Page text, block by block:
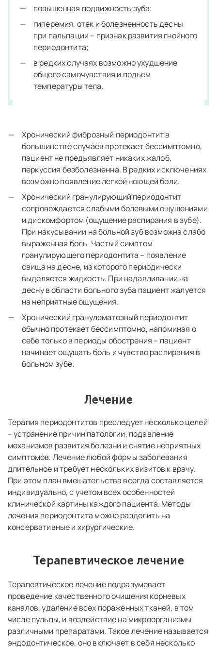
повышенная подвижность зуба;
гиперемия, отек и болезненность десны
при пальпации – признак развития гнойного
периодонтита;
в редких случаях возможно ухудшение
общего самочувствия и подъем
температуры тела.
Хронический фиброзный периодонтит в
большинстве случаев протекает бессимптомно,
пациент не предъявляет никаких жалоб,
перкуссия безболезненна. В редких исключениях
возможно появление легкой ноющей боли.
Хронический гранулирующий периодонтит
сопровождается слабыми болевыми ощущениями
и дискомфортом (ощущение распирания в зубе).
При накусывании на больной зуб возможна слабо
выраженная боль. Частый симптом
гранулирующего периодонтита – появление
свища на десне, из которого периодически
выделяется жидкость. При надавливании на
десну в области больного зуба пациент жалуется
на неприятные ощущения.
Хронический гранулематозный периодонтит
обычно протекает бессимптомно, напоминая о
себе только в периоды обострения – пациент
начинает ощущать боль и чувство распирания в
больном зубе.
Лечение
Терапия периодонтитов преследует несколько целей
– устранение причин патологии, подавление
механизмов развития болезни и снятие неприятных
симптомов. Лечение любой формы заболевания
длительное и требует нескольких визитов к врачу.
При этом план вмешательства всегда составляется
индивидуально, с учетом всех особенностей
клинической картины каждого пациента. Методы
лечения периодонтита можно разделить на
консервативные и хирургические.
Терапевтическое лечение
Терапевтическое лечение подразумевает
проведение качественного очищения корневых
каналов, удаление всех пораженных тканей, в том
числе пульпы, и воздействие на микроорганизмы
различными препаратами. Такое лечение называется
эндодонтическое, оно включает в себя несколько